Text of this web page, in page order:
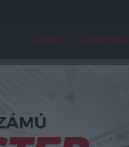
Főoldal Regisztráció